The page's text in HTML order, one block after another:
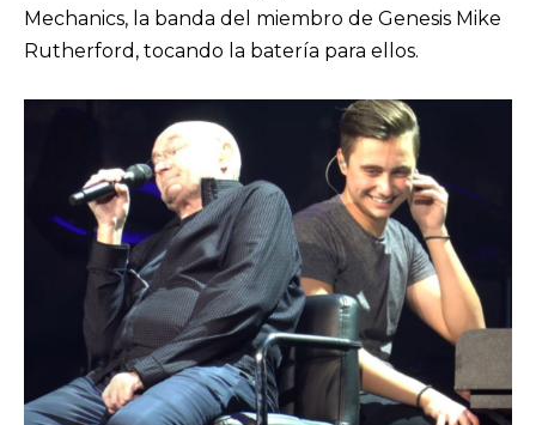
Mechanics, la banda del miembro de Genesis Mike
Rutherford, tocando la batería para ellos.